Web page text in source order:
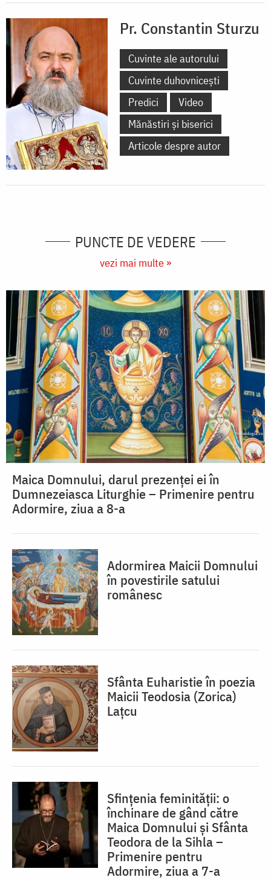
Pr. Constantin Sturzu
Cuvinte ale autorului
Cuvinte duhovnicești
Predici
Video
Mănăstiri și biserici
Articole despre autor
PUNCTE DE VEDERE
vezi mai multe »
Maica Domnului, darul prezenței ei în
Dumnezeiasca Liturghie – Primenire pentru
Adormire, ziua a 8-a
Adormirea Maicii Domnului
în povestirile satului
românesc
Sfânta Euharistie în poezia
Maicii Teodosia (Zorica)
Lațcu
Sfințenia feminității: o
închinare de gând către
Maica Domnului și Sfânta
Teodora de la Sihla –
Primenire pentru
Adormire, ziua a 7-a